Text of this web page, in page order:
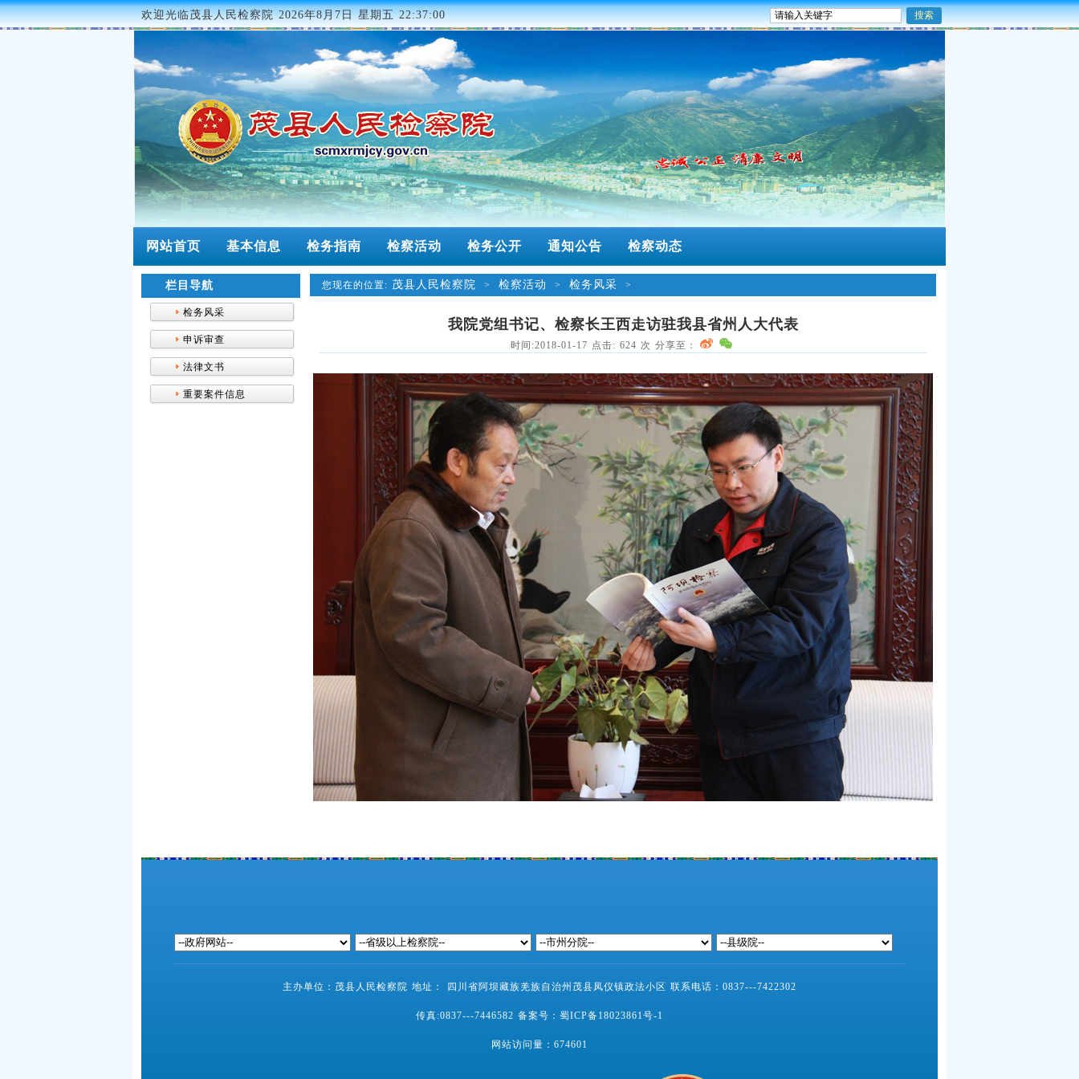
欢迎光临茂县人民检察院2026年8月7日 星期五 22:37:00
网站首页 基本信息 检务指南 检察活动 检务公开 通知公告 检察动态
栏目导航
检务风采
申诉审查
法律文书
重要案件信息
您现在的位置: 茂县人民检察院 > 检察活动 > 检务风采 >
我院党组书记、检察长王西走访驻我县省州人大代表
时间:2018-01-17 点击: 624 次 分享至：
主办单位：茂县人民检察院 地址： 四川省阿坝藏族羌族自治州茂县凤仪镇政法小区 联系电话：0837---7422302
传真:0837---7446582 备案号： 蜀ICP备18023861号-1
网站访问量： 674601